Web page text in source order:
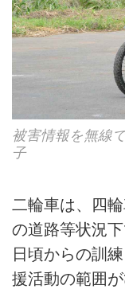
被害情報を無線
子
二輪車は、四
の道路等状況
日頃からの訓
援活動の範囲